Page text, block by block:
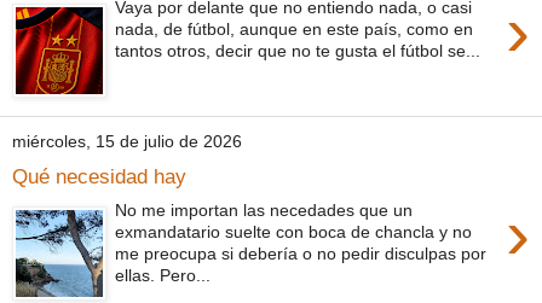
›
Vaya por delante que no entiendo nada, o casi
nada, de fútbol, aunque en este país, como en
tantos otros, decir que no te gusta el fútbol se...
miércoles, 15 de julio de 2026
Qué necesidad hay
›
No me importan las necedades que un
exmandatario suelte con boca de chancla y no
me preocupa si debería o no pedir disculpas por
ellas. Pero...